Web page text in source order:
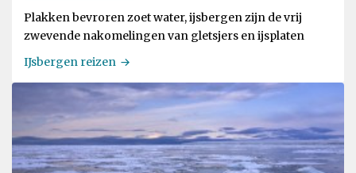
Plakken bevroren zoet water, ijsbergen zijn de vrij
zwevende nakomelingen van gletsjers en ijsplaten
IJsbergen reizen